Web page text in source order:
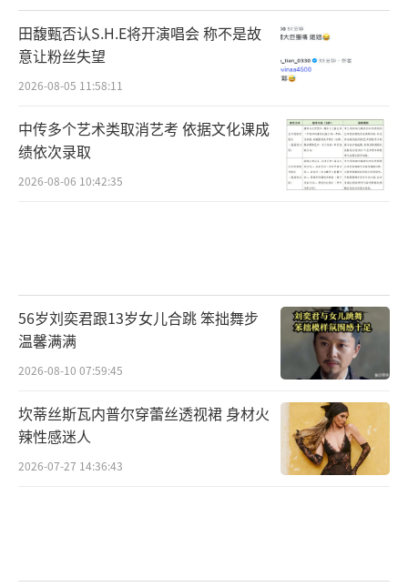
田馥甄否认S.H.E将开演唱会 称不是故
意让粉丝失望
2026-08-05 11:58:11
中传多个艺术类取消艺考 依据文化课成
绩依次录取
2026-08-06 10:42:35
56岁刘奕君跟13岁女儿合跳 笨拙舞步
温馨满满
2026-08-10 07:59:45
坎蒂丝斯瓦内普尔穿蕾丝透视裙 身材火
辣性感迷人
2026-07-27 14:36:43